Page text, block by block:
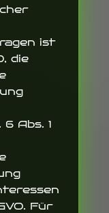
ist
die
Abs. 1
Für